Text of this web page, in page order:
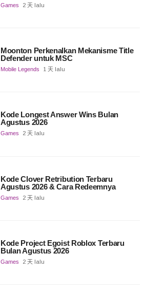
Games 2 天 lalu
Moonton Perkenalkan Mekanisme Title
Defender untuk MSC
Mobile Legends 1 天 lalu
Kode Longest Answer Wins Bulan
Agustus 2026
Games 2 天 lalu
Kode Clover Retribution Terbaru
Agustus 2026 & Cara Redeemnya
Games 2 天 lalu
Kode Project Egoist Roblox Terbaru
Bulan Agustus 2026
Games 2 天 lalu